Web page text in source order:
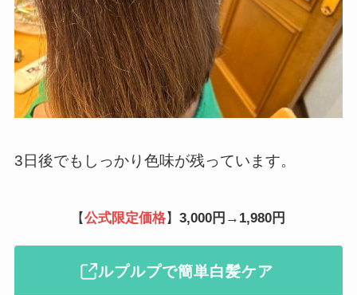
3日後でもしっかり色味が残っています。
【公式限定価格】3,000円→1,980円
ルプルプで簡単白髪ケア